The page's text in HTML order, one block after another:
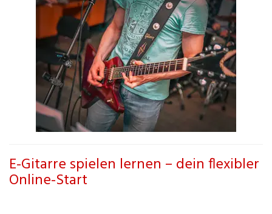
E-Gitarre spielen lernen – dein flexibler
Online-Start